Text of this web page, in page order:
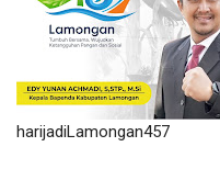
harijadiLamongan457